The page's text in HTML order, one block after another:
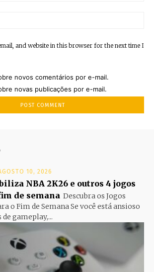
and website in this browser for the next time I
novos comentários por e-mail.
novas publicações por e-mail.
10, 2026
NBA 2K26 e outros 4 jogos
de semana Descubra os Jogos
o Fim de Semana Se você está ansioso
gameplay,...